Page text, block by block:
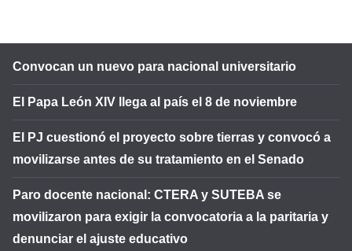
Convocan un nuevo para nacional universitario
El Papa León XIV llega al país el 8 de noviembre
El PJ cuestionó el proyecto sobre tierras y convocó a
movilizarse antes de su tratamiento en el Senado
Paro docente nacional: CTERA y SUTEBA se
movilizaron para exigir la convocatoria a la paritaria y
denunciar el ajuste educativo